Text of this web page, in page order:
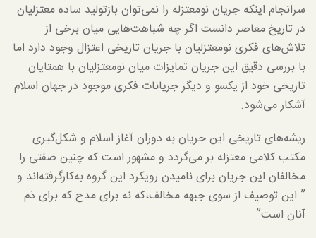
سرانجام اینکه جریان نومعتزله را نمی‌توان بازتولید ساده معتزلیان
در تاریخ معاصر دانست اگر چه شباهت‌هایی میان برخی از
تلاش‌های فکری نومعتزلیان با جریان تاریخی اعتزال وجود دارد اما
با بررسی دقیق این جریان تمایزات میان نومعتزلیان با همتایان
تاریخی خود از یکسو و دیگر جریانات فکری موجود در جهان اسلام
آشکار می‌شود.
ریشه‌های تاریخی این جریان به دوران آغاز اسلام و شکل‌گیری
مکتب کلامی معتزله بر می‌گردد و مشهور است که چنین صفتی را
مخالفان این جریان برای نامیدن رویکرد این گروه به‌کارگرفته‌اند و
” این توصیف از سوی جبهه مخالف،که نه برای مدح که برای ذم
آنان است”